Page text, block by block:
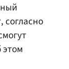
согласно